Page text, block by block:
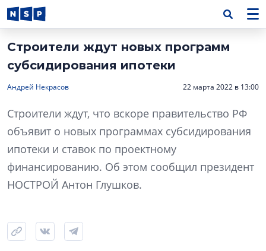
Строители ждут новых программ
субсидирования ипотеки
Андрей Некрасов 22 марта 2022 в 13:00
Строители ждут, что вскоре правительство РФ
объявит о новых программах субсидирования
ипотеки и ставок по проектному
финансированию. Об этом сообщил президент
НОСТРОЙ Антон Глушков.